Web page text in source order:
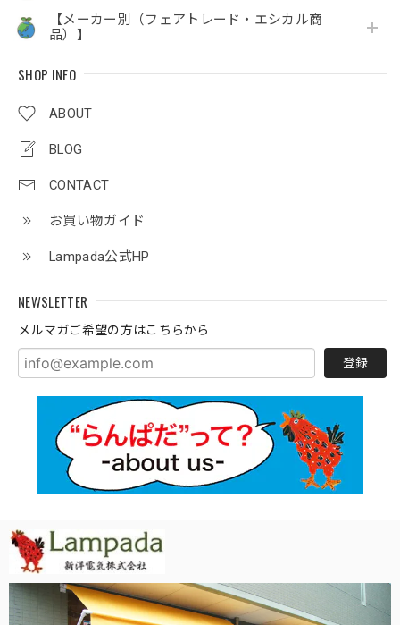
【メーカー別（フェアトレード・エシカル商
品）】
SHOP INFO
ABOUT
BLOG
CONTACT
お買い物ガイド
Lampada公式HP
NEWSLETTER
メルマガご希望の方はこちらから
登録